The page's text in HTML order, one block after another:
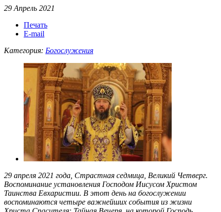
29 Апрель 2021
Печать
E-mail
Категория: Богослужения
29 апреля 2021 года, Страстная седмица, Великий Четверг.
Воспоминание установления Господом Иисусом Христом
Таинства Евхаристии. В этот день на богослужении
воспоминаются четыре важнейших события из жизни